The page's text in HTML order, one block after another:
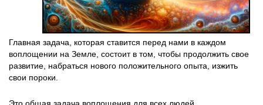
Главная задача, которая ставится перед нами в каждом
воплощении на Земле, состоит в том, чтобы продолжить свое
развитие, набраться нового положительного опыта, изжить
свои пороки.